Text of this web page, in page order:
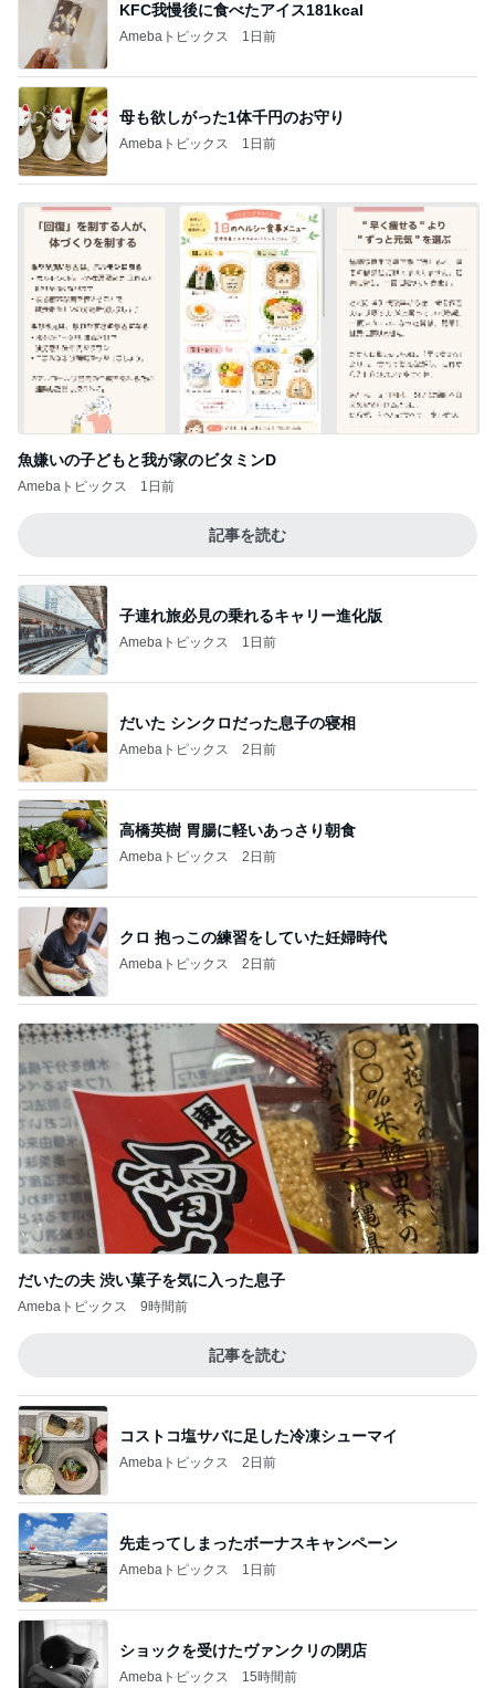
KFC我慢後に食べたアイス181kcal
Amebaトピックス 1日前
母も欲しがった1体千円のお守り
Amebaトピックス 1日前
魚嫌いの子どもと我が家のビタミンD
Amebaトピックス 1日前
記事を読む
子連れ旅必見の乗れるキャリー進化版
Amebaトピックス 1日前
だいた シンクロだった息子の寝相
Amebaトピックス 2日前
高橋英樹 胃腸に軽いあっさり朝食
Amebaトピックス 2日前
クロ 抱っこの練習をしていた妊婦時代
Amebaトピックス 2日前
だいたの夫 渋い菓子を気に入った息子
Amebaトピックス 9時間前
記事を読む
コストコ塩サバに足した冷凍シューマイ
Amebaトピックス 2日前
先走ってしまったボーナスキャンペーン
Amebaトピックス 1日前
ショックを受けたヴァンクリの閉店
Amebaトピックス 15時間前